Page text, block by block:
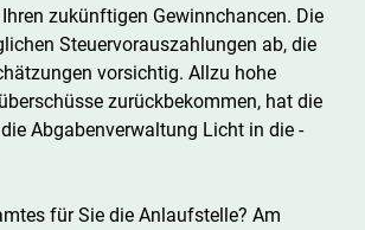
zukünftigen Gewinnchancen. Die
Steuervorauszahlungen ab, die
vorsichtig. Allzu hohe
zurückbekommen, hat die
Abgabenverwaltung Licht in die -
für Sie die Anlaufstelle? Am